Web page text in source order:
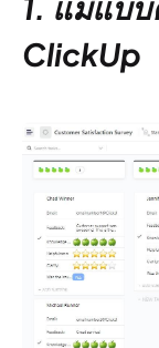
ClickUp